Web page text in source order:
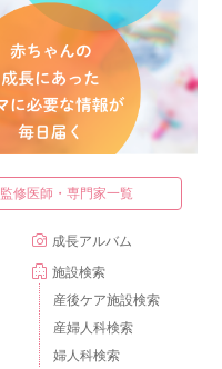
監修医師・専門家一覧
成長アルバム
施設検索
産後ケア施設検索
産婦人科検索
婦人科検索